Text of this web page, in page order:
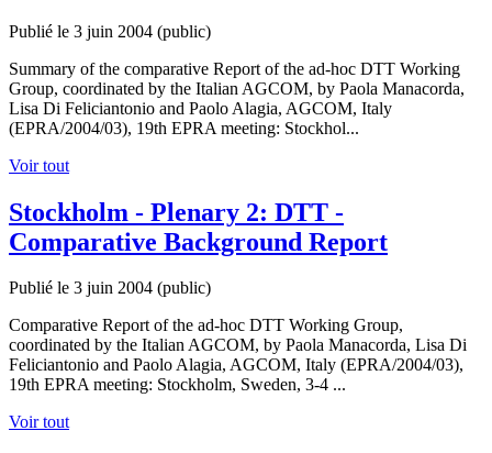
Publié le 3 juin 2004 (public)
Summary of the comparative Report of the ad-hoc DTT Working
Group, coordinated by the Italian AGCOM, by Paola Manacorda,
Lisa Di Feliciantonio and Paolo Alagia, AGCOM, Italy
(EPRA/2004/03), 19th EPRA meeting: Stockhol...
Voir tout
Stockholm - Plenary 2: DTT -
Comparative Background Report
Publié le 3 juin 2004 (public)
Comparative Report of the ad-hoc DTT Working Group,
coordinated by the Italian AGCOM, by Paola Manacorda, Lisa Di
Feliciantonio and Paolo Alagia, AGCOM, Italy (EPRA/2004/03),
19th EPRA meeting: Stockholm, Sweden, 3-4 ...
Voir tout